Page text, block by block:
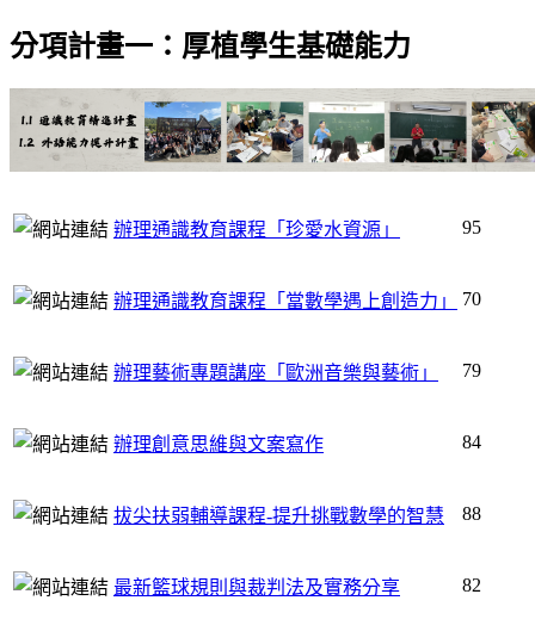
分項計畫一：厚植學生基礎能力
辦理通識教育課程「珍愛水資源」 95
辦理通識教育課程「當數學遇上創造力」 70
辦理藝術專題講座「歐洲音樂與藝術」 79
辦理創意思維與文案寫作 84
拔尖扶弱輔導課程-提升挑戰數學的智慧 88
最新籃球規則與裁判法及實務分享 82